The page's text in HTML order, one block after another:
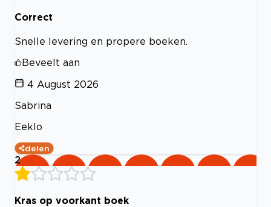
Correct
Snelle levering en propere boeken.
Beveelt aan
4 August 2026
Sabrina
Eeklo
delen
2
Kras op voorkant boek